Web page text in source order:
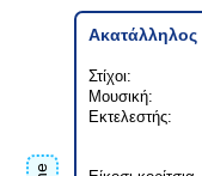
Ακατάλληλος
Στίχοι:
Μουσική:
Εκτελεστής: